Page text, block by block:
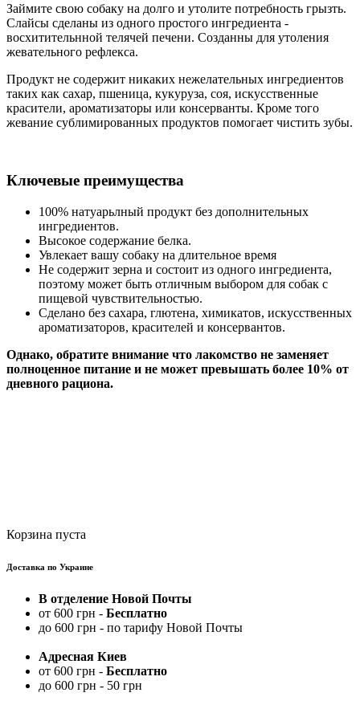
Займите свою собаку на долго и утолите потребность грызть.
Слайсы сделаны из одного простого ингредиента -
восхитительнной телячей печени. Созданны для утоления
жевательного рефлекса.
Продукт не содержит никаких нежелательных ингредиентов
таких как сахар, пшеница, кукуруза, соя, искусственные
красители, ароматизаторы или консерванты. Кроме того
жевание сублимированных продуктов помогает чистить зубы.
Ключевые преимущества
100% натуарьлный продукт без дополнительных
ингредиентов.
Высокое содержание белка.
Увлекает вашу собаку на длительное время
Не содержит зерна и состоит из одного ингредиента,
поэтому может быть отличным выбором для собак с
пищевой чувствительностью.
Сделано без сахара, глютена, химикатов, искусственных
ароматизаторов, красителей и консервантов.
Однако, обратите внимание что лакомство не заменяет
полноценное питание и не может превышать более 10% от
дневного рациона.
Корзина пуста
Доставка по Украине
В отделение Новой Почты
от 600 грн - Бесплатно
до 600 грн - по тарифу Новой Почты
Адресная Киев
от 600 грн - Бесплатно
до 600 грн - 50 грн